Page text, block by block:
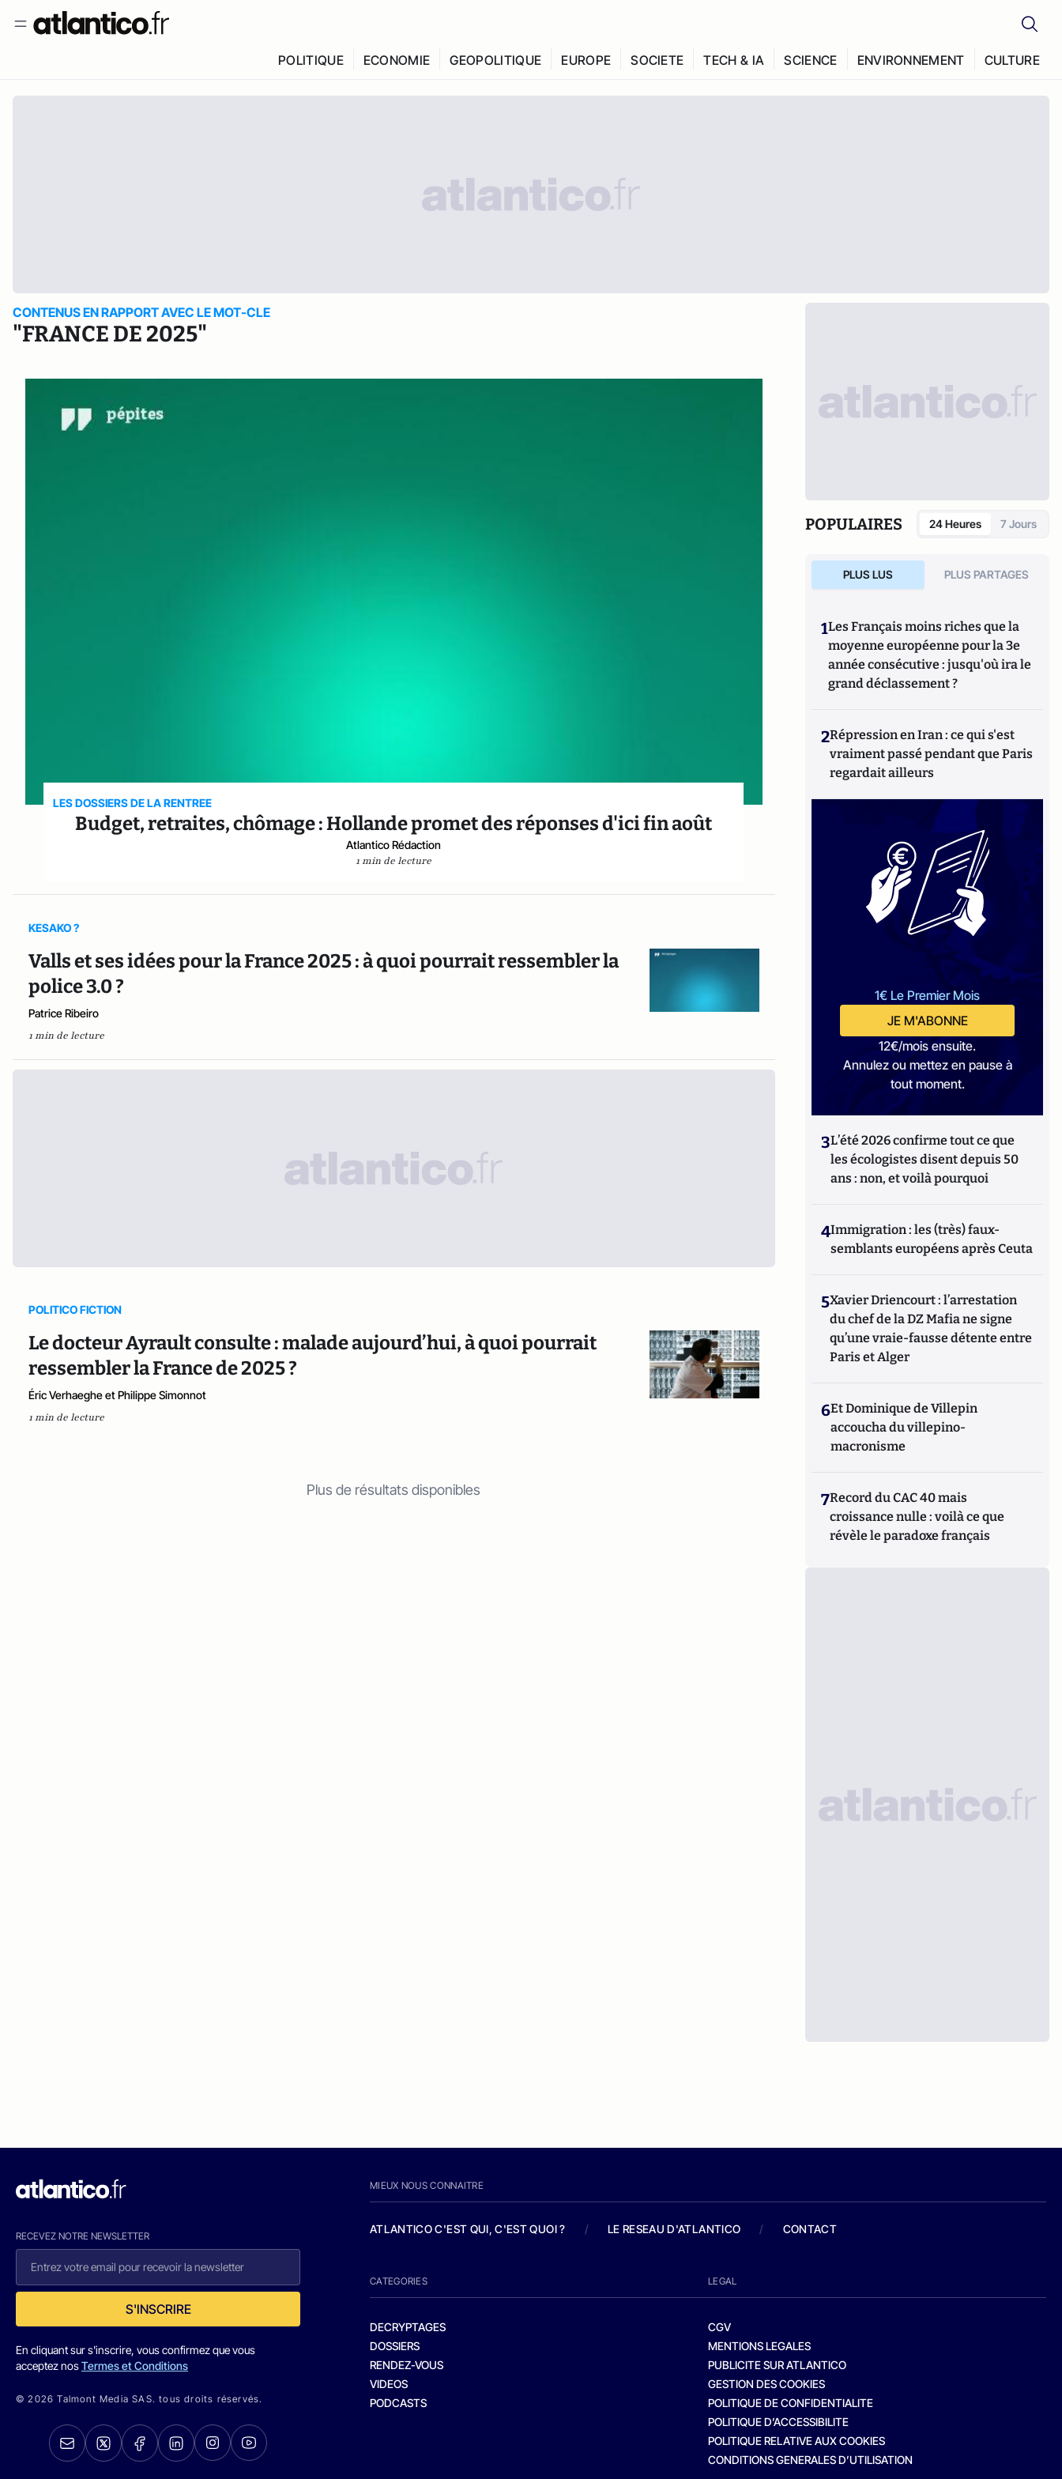
POLITIQUE ECONOMIE GEOPOLITIQUE EUROPE SOCIETE TECH & IA SCIENCE ENVIRONNEMENT CULTURE
CONTENUS EN RAPPORT AVEC LE MOT-CLE
"FRANCE DE 2025"
LES DOSSIERS DE LA RENTREE
Budget, retraites, chômage : Hollande promet des réponses d'ici fin août
Atlantico Rédaction
1 min de lecture
KESAKO ?
Valls et ses idées pour la France 2025 : à quoi pourrait ressembler la
police 3.0 ?
Patrice Ribeiro
1 min de lecture
POLITICO FICTION
Le docteur Ayrault consulte : malade aujourd’hui, à quoi pourrait
ressembler la France de 2025 ?
Éric Verhaeghe et Philippe Simonnot
1 min de lecture
Plus de résultats disponibles
POPULAIRES 24 Heures 7 Jours
PLUS LUS PLUS PARTAGES
1Les Français moins riches que la
moyenne européenne pour la 3e
année consécutive : jusqu'où ira le
grand déclassement ?
2Répression en Iran : ce qui s'est
vraiment passé pendant que Paris
regardait ailleurs
1€ Le Premier Mois
JE M'ABONNE
12€/mois ensuite.
Annulez ou mettez en pause à
tout moment.
3L’été 2026 confirme tout ce que
les écologistes disent depuis 50
ans : non, et voilà pourquoi
4Immigration : les (très) faux-
semblants européens après Ceuta
5Xavier Driencourt : l’arrestation
du chef de la DZ Mafia ne signe
qu’une vraie-fausse détente entre
Paris et Alger
6Et Dominique de Villepin
accoucha du villepino-
macronisme
7Record du CAC 40 mais
croissance nulle : voilà ce que
révèle le paradoxe français
RECEVEZ NOTRE NEWSLETTER
S'INSCRIRE
En cliquant sur s'inscrire, vous confirmez que vous
acceptez nosTermes et Conditions
© 2026 Talmont Media SAS. tous droits réservés.
MIEUX NOUS CONNAITRE
ATLANTICO C'EST QUI, C'EST QUOI ? / LE RESEAU D'ATLANTICO / CONTACT
CATEGORIES
DECRYPTAGES
DOSSIERS
RENDEZ-VOUS
VIDEOS
PODCASTS
LEGAL
CGV
MENTIONS LEGALES
PUBLICITE SUR ATLANTICO
GESTION DES COOKIES
POLITIQUE DE CONFIDENTIALITE
POLITIQUE D’ACCESSIBILITE
POLITIQUE RELATIVE AUX COOKIES
CONDITIONS GENERALES D’UTILISATION